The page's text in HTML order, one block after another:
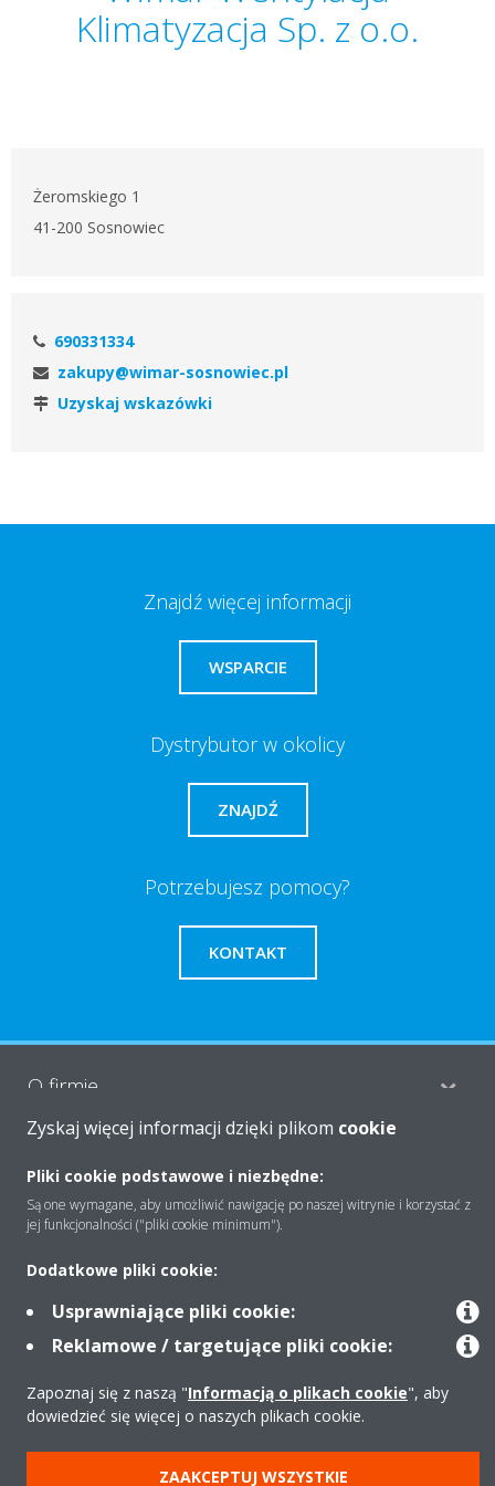
Klimatyzacja Sp. z o.o.
Żeromskiego 1
41-200 Sosnowiec
690331334
zakupy@wimar-sosnowiec.pl
Uzyskaj wskazówki
Znajdź więcej informacji
WSPARCIE
Dystrybutor w okolicy
ZNAJDŹ
Potrzebujesz pomocy?
KONTAKT
O firmie
Rozwiązania
Produkty
Copyright © Daikin
Zastrzeżenia prawne
Cookies
Polityka Ochrony Danych
Zyskaj więcej informacji dzięki plikom cookie
Pliki cookie podstawowe i niezbędne:
Są one wymagane, aby umożliwić nawigację po naszej witrynie i korzystać z
jej funkcjonalności ("pliki cookie minimum").
Dodatkowe pliki cookie:
Usprawniające pliki cookie:
Reklamowe / targetujące pliki cookie:
Zapoznaj się z naszą "Informacją o plikach cookie", aby
dowiedzieć się więcej o naszych plikach cookie.
ZAAKCEPTUJ WSZYSTKIE